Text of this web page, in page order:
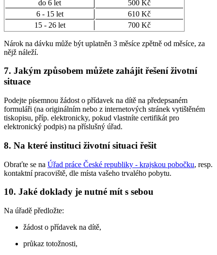
do 6 let
500 Kč
6 - 15 let
610 Kč
15 - 26 let
700 Kč
Nárok na dávku může být uplatněn 3 měsíce zpětně od měsíce, za
nějž náleží.
7. Jakým způsobem můžete zahájit řešení životní
situace
Podejte písemnou žádost o přídavek na dítě na předepsaném
formuláři (na originálním nebo z internetových stránek vytištěném
tiskopisu, příp. elektronicky, pokud vlastníte certifikát pro
elektronický podpis) na příslušný úřad.
8. Na které instituci životní situaci řešit
Obraťte se na Úřad práce České republiky - krajskou pobočku, resp.
kontaktní pracoviště, dle místa vašeho trvalého pobytu.
10. Jaké doklady je nutné mít s sebou
Na úřadě předložte:
žádost o přídavek na dítě,
průkaz totožnosti,